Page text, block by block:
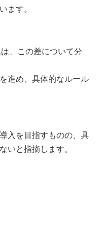
ます。
、この差について分
進め、具体的なルール
入を目指すものの、具
いと指摘します。